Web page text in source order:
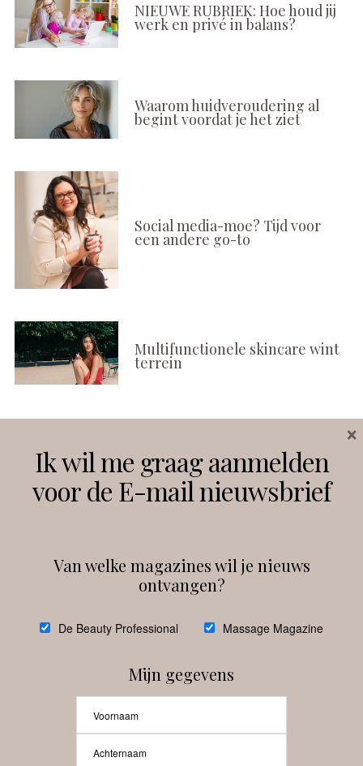
NIEUWE RUBRIEK: Hoe houd jij
werk en privé in balans?
Waarom huidveroudering al
begint voordat je het ziet
Social media-moe? Tijd voor
een andere go-to
Multifunctionele skincare wint
terrein
Instagram Facebook
debeautyprofessional
Ik wil me graag aanmelden
voor de E-mail nieuwsbrief
Van welke magazines wil je nieuws
ontvangen?
De Beauty Professional Massage Magazine
Mijn gegevens
×